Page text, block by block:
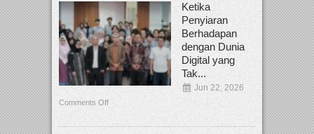
Ketika
Penyiaran
Berhadapan
dengan Dunia
Digital yang
Tak...
Jun 22, 2026
Comments Off